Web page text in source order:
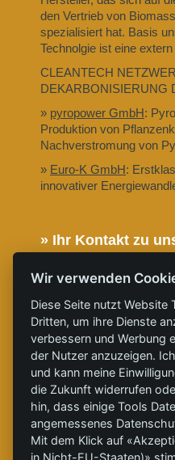
den Vertrieb von
spezialisiert hat. Basis
Technolgie ist eine
CLEANTECH
DEKARBONISIERUNG
» pyropower GmbH:
Produktion von
Nachverstromung von
» Euro-K GmbH:
innovativer
» Ihr Kontakt zu
» Telefon: 0355 8695 9890
» Folgen Sie uns auf X
» Folgen Sie uns auf
» Folgen Sie uns auf
Partner: CleanTech zur
» Schlagworte
#ClinXWOOD, #
Wir verwenden
Diese Seite nutzt Website
Dritten, um ihre Dienste
verbessern und Werbung
der Nutzer anzuzeigen.
und kann meine
die Zukunft widerrufen
hin, dass einige Tools
angemessenes
Mit dem Klick auf